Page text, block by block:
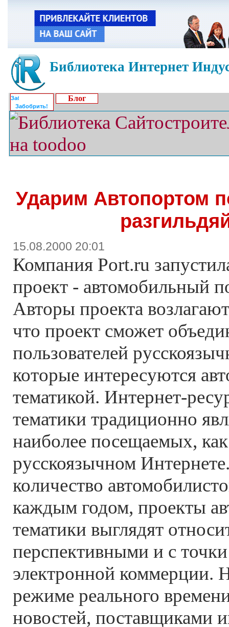
Библиотека Интернет
Забобрить!
Блог
Ударим Автопортом
15.08.2000 20:01
Компания Port.ru
проект - автомобильный
Авторы проекта
что проект сможет
пользователей
которые интересуются
тематикой. Интернет-
тематики традиционно
наиболее посещаемых,
русскоязычном
количество
каждым годом, проекты
тематики выглядят
перспективными и с
электронной коммерции.
режиме реального
новостей, поставщиками